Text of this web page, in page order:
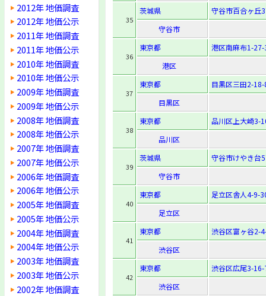
2012年 地価調査
2012年 地価公示
2011年 地価調査
2011年 地価公示
2010年 地価調査
2010年 地価公示
2009年 地価調査
2009年 地価公示
2008年 地価調査
2008年 地価公示
2007年 地価調査
2007年 地価公示
2006年 地価調査
2006年 地価公示
2005年 地価調査
2005年 地価公示
2004年 地価調査
2004年 地価公示
2003年 地価調査
2003年 地価公示
2002年 地価調査
35
茨城県
守谷市百合ヶ丘
守谷市
36
東京都
港区南麻布1-
港区
37
東京都
目黒区三田2-18-
目黒区
38
東京都
品川区上大崎3-
品川区
39
茨城県
守谷市けやき台
守谷市
40
東京都
足立区舎人4-9-
足立区
41
東京都
渋谷区富ヶ谷2-
渋谷区
42
東京都
渋谷区広尾3-16-
渋谷区